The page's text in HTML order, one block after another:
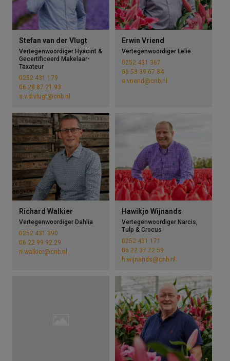
Stefan van der Vlugt
Vertegenwoordiger Hyacint &
Gecertificeerd Makelaar-
Taxateur
0252 431 179
06 28 87 21 93
s.v.d.vlugt@cnb.nl
Erwin Vriend
Vertegenwoordiger Lelie
0252 431 367
06 53 39 67 84
e.vriend@cnb.nl
Richard Walkier
Vertegenwoordiger Dahlia
0252 431 390
06 22 99 92 29
ri.walkier@cnb.nl
Hawikjo Wijnands
Vertegenwoordiger Narcis,
Tulp & Crocus
0252 431 171
06 22 37 72 59
h.wijnands@cnb.nl